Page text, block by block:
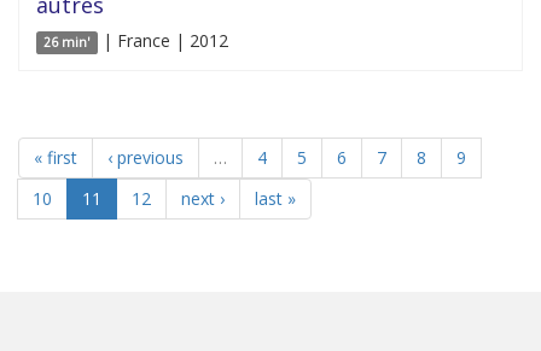
26 min' | France | 2012
« first ‹ previous … 4 5 6 7 8
9
10
11 12 next › last »